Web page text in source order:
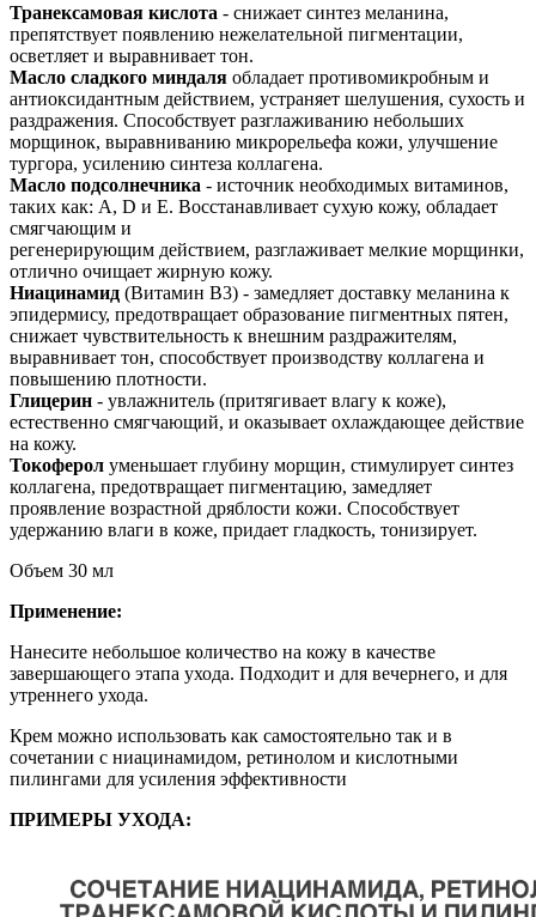
Транексамовая кислота - снижает синтез меланина,
препятствует появлению нежелательной пигментации,
осветляет и выравнивает тон.
Масло сладкого миндаля обладает противомикробным и
антиоксидантным действием, устраняет шелушения, сухость и
раздражения. Способствует разглаживанию небольших
морщинок, выравниванию микрорельефа кожи, улучшение
тургора, усилению синтеза коллагена.
Масло подсолнечника - источник необходимых витаминов,
таких как: A, D и Е. Восстанавливает сухую кожу, обладает
смягчающим и
регенерирующим действием, разглаживает мелкие морщинки,
отлично очищает жирную кожу.
Ниацинамид (Витамин B3) - замедляет доставку меланина к
эпидермису, предотвращает образование пигментных пятен,
снижает чувствительность к внешним раздражителям,
выравнивает тон, способствует производству коллагена и
повышению плотности.
Глицерин - увлажнитель (притягивает влагу к коже),
естественно смягчающий, и оказывает охлаждающее действие
на кожу.
Токоферол уменьшает глубину морщин, стимулирует синтез
коллагена, предотвращает пигментацию, замедляет
проявление возрастной дряблости кожи. Способствует
удержанию влаги в коже, придает гладкость, тонизирует.
Объем 30 мл
Применение:
Нанесите небольшое количество на кожу в качестве
завершающего этапа ухода. Подходит и для вечернего, и для
утреннего ухода.
Крем можно использовать как самостоятельно так и в
сочетании с ниацинамидом, ретинолом и кислотными
пилингами для усиления эффективности
ПРИМЕРЫ УХОДА: